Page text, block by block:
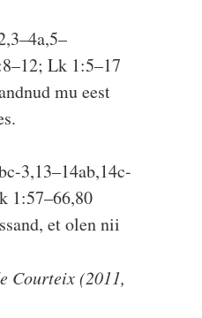
Lk 1:5–17
mu eest
3,13–14ab,14c-
1:57–66,80
et olen nii
Courteix (2011,